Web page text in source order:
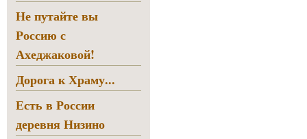
Не путайте вы
Россию с
Ахеджаковой!
Дорога к Храму...
Есть в России
деревня Низино